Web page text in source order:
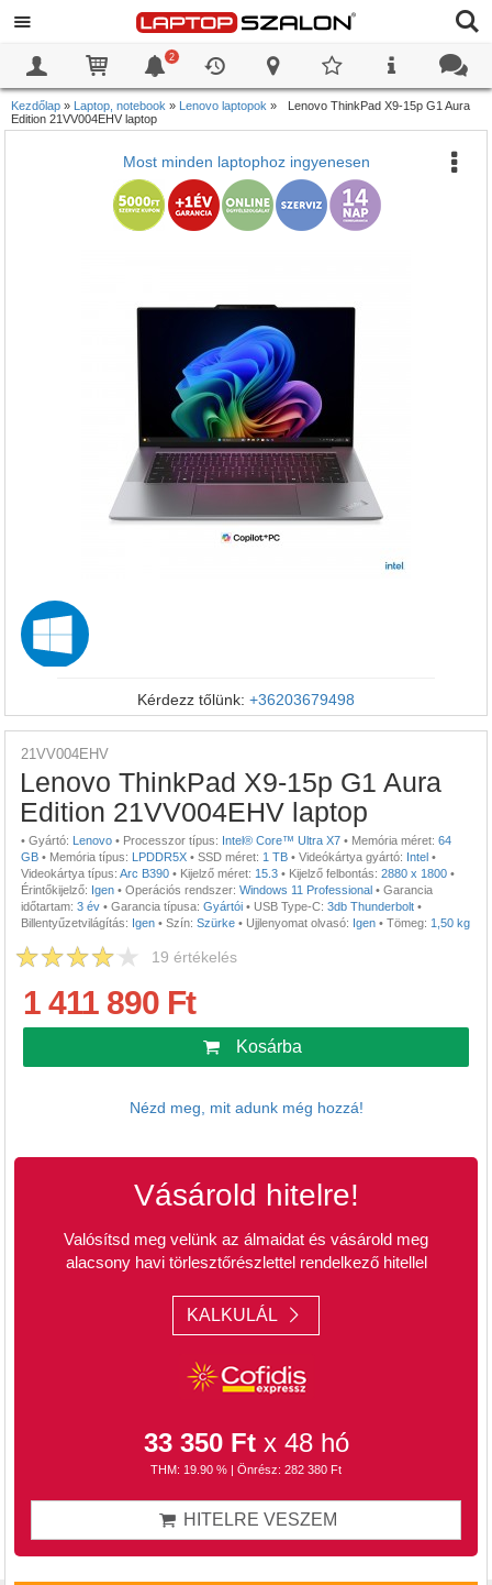
2
Kezdőlap » Laptop, notebook » Lenovo laptopok »
Lenovo ThinkPad X9-15p G1 Aura
Edition 21VV004EHV laptop
Most minden laptophoz ingyenesen
Kérdezz tőlünk: +36203679498
21VV004EHV
Lenovo ThinkPad X9-15p G1 Aura
Edition 21VV004EHV laptop
• Gyártó: Lenovo • Processzor típus: Intel® Core™ Ultra X7 • Memória méret: 64
GB • Memória típus: LPDDR5X • SSD méret: 1 TB • Videókártya gyártó: Intel •
Videokártya típus: Arc B390 • Kijelző méret: 15.3 • Kijelző felbontás: 2880 x 1800 •
Érintőkijelző: Igen • Operációs rendszer: Windows 11 Professional • Garancia
időtartam: 3 év • Garancia típusa: Gyártói • USB Type-C: 3db Thunderbolt •
Billentyűzetvilágítás: Igen • Szín: Szürke • Ujjlenyomat olvasó: Igen • Tömeg: 1,50 kg
19 értékelés
1 411 890 Ft
Kosárba
Nézd meg, mit adunk még hozzá!
Vásárold hitelre!
Valósítsd meg velünk az álmaidat és vásárold meg
alacsony havi törlesztőrészlettel rendelkező hitellel
KALKULÁL
33 350 Ftx 48 hó
THM: 19.90 % | Önrész: 282 380 Ft
HITELRE VESZEM
0
0